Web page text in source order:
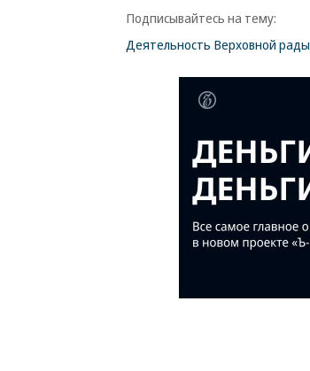
Подписывайтесь на тему:
Деятельность Верховной рады